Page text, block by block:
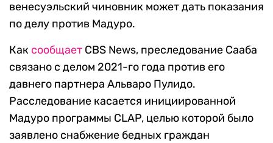
венесуэльский чиновник может дать показания
по делу против Мадуро.
Как сообщает CBS News, преследование Сааба
связано с делом 2021-го года против его
давнего партнера Альваро Пулидо.
Расследование касается инициированной
Мадуро программы CLAP, целью которой было
заявлено снабжение бедных граждан